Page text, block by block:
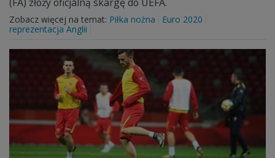
Zobacz więcej na temat: Piłka nożna
Euro 2020
reprezentacja Anglii